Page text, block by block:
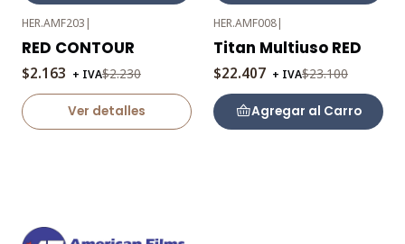
-3%
OFF
Agotado
HER.AMF203 |
RED CONTOUR
$2.163 + IVA$2.230
Ver detalles
-3%
OFF
HER.AMF008|
Titan Multiuso RED
$22.407 + IVA$23.100
Agregar al Carro